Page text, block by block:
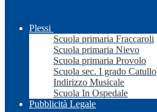
Plessi
Scuola primaria Fraccaroli
Scuola primaria Nievo
Scuola primaria Provolo
Scuola sec. I grado Catullo
Indirizzo Musicale
Scuola In Ospedale
Pubblicità Legale